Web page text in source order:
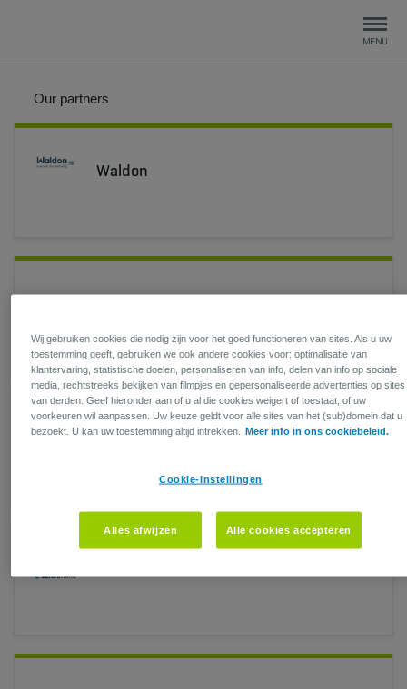
Our partners
Waldon
Lapperre
Wij gebruiken cookies die nodig zijn voor het goed functioneren van sites. Als u uw
toestemming geeft, gebruiken we ook andere cookies voor: optimalisatie van
klantervaring, statistische doelen, personaliseren van info, delen van info op sociale
media, rechtstreeks bekijken van filmpjes en gepersonaliseerde advertenties op sites
van derden. Geef hieronder aan of u al die cookies weigert of toestaat, of uw
voorkeuren wil aanpassen. Uw keuze geldt voor alle sites van het (sub)domein dat u
bezoekt. U kan uw toestemming altijd intrekken.
Meer info in ons cookiebeleid.
Cookie-instellingen
Alles afwijzen Alle cookies accepteren